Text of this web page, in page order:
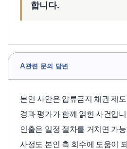
합니다.
A관련 문의 답변
본인 사안은 압류금지 채권 제
경과 평가가 함께 얽힌 사건입
인출은 일정 절차를 거치면 가
사정도 본인 측 회수에 도움이